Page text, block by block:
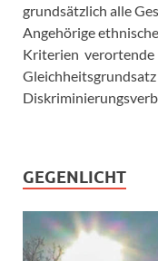
grundsätzlich alle
Angehörige
Kriterien verortende
GEGENLICHT